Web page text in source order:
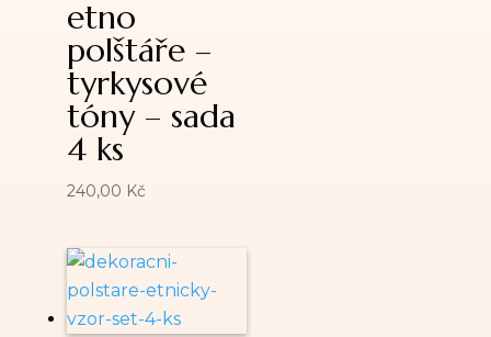
etno
polštáře –
tyrkysové
tóny – sada
4 ks
240,00 Kč